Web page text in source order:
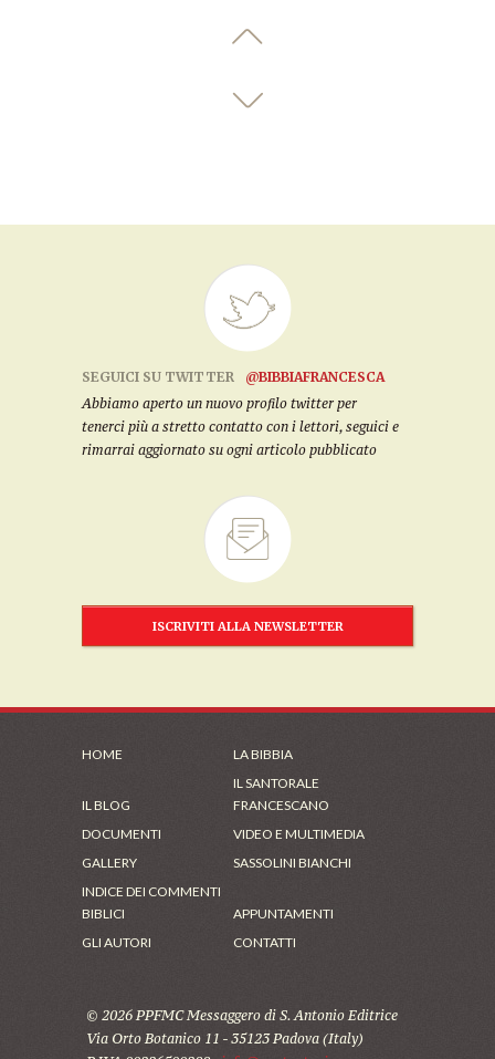
SEGUICI SU TWITTER
@BIBBIAFRANCESCA
Abbiamo aperto un nuovo profilo twitter per
tenerci più a stretto contatto con i lettori, seguici e
rimarrai aggiornato su ogni articolo pubblicato
ISCRIVITI ALLA NEWSLETTER
HOME LA BIBBIA
IL BLOG
IL SANTORALE
FRANCESCANO
DOCUMENTI
VIDEO E MULTIMEDIA
GALLERY
SASSOLINI BIANCHI
INDICE DEI COMMENTI
BIBLICI
APPUNTAMENTI
GLI AUTORI
CONTATTI
© 2026 PPFMC Messaggero di S. Antonio Editrice
Via Orto Botanico 11 - 35123 Padova (Italy)